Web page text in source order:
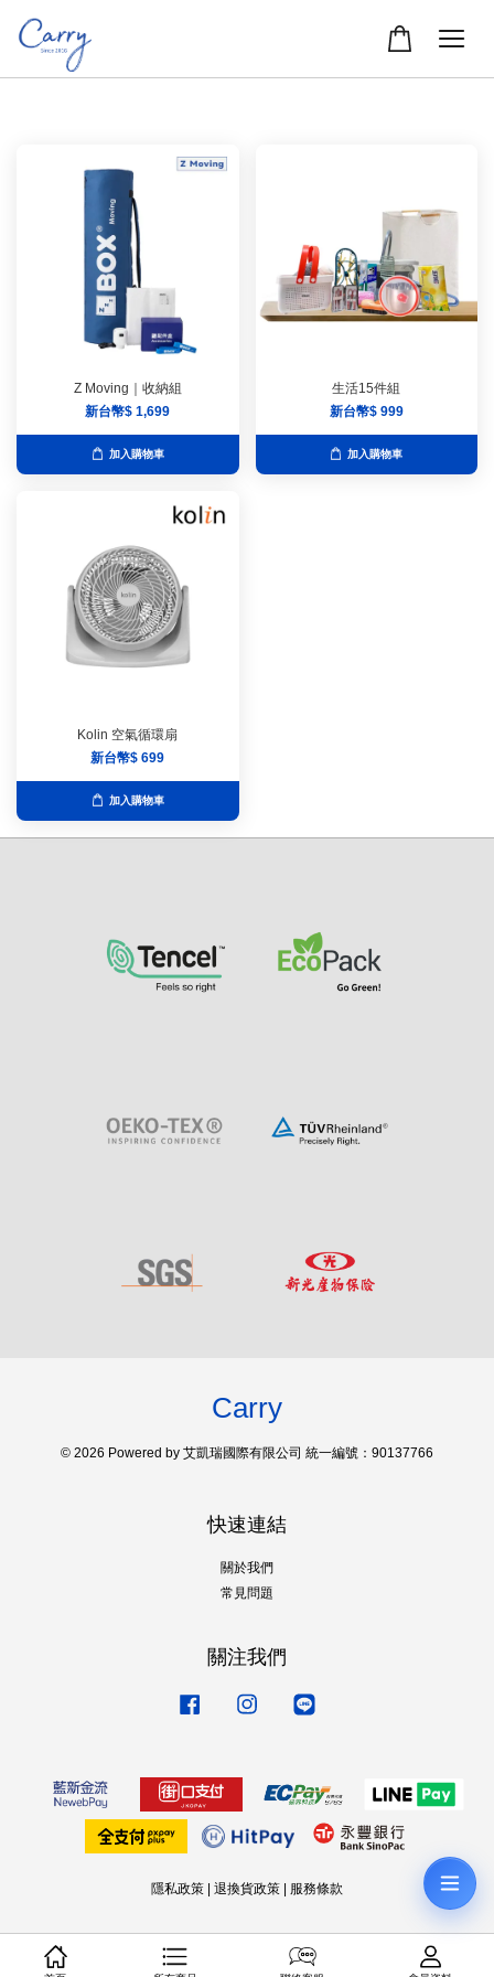
Z Moving｜收納組
新台幣$ 1,699
加入購物車
生活15件組
新台幣$ 999
加入購物車
Kolin 空氣循環扇
新台幣$ 699
加入購物車
Carry
© 2026 Powered by 艾凱瑞國際有限公司 統一編號：90137766
快速連結
關於我們
常見問題
關注我們
Facebook Instagram
隱私政策 退換貨政策 服務條款